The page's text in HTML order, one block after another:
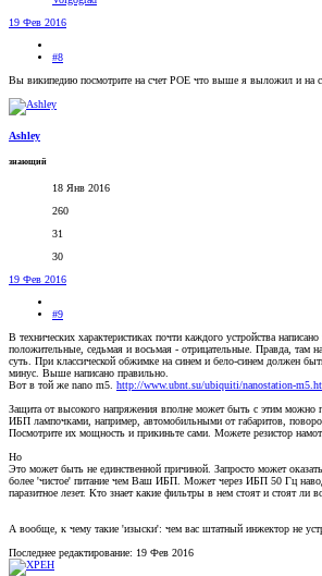
19 Фев 2016
#8
Вы википедию посмотрите на счет POE что выше я выложил и на
Ashley
знающий
18 Янв 2016
260
31
30
19 Фев 2016
#9
В технических характеристиках почти каждого устройства
положительные, седьмая и восьмая - отрицательные. Правда, там
суть. При классической обжимке на синем и бело-синем должен
минус. Выше написано правильно.
Вот в той же nano m5. http://www.ubnt.su/ubiquiti/nanostation-
Защита от высокого напряжения вполне может быть с этим можно
ИБП лампочками, например, автомобильными от габаритов,
Посмотрите их мощность и прикиньте сами. Можете резистор
Но
Это может быть не единственной причиной. Запросто может
более 'чистое' питание чем Ваш ИБП. Может через ИБП 50 Гц
паразитное лезет. Кто знает какие фильтры в нем стоят и стоят ли
А вообще, к чему такие 'изыски': чем вас штатный инжектор не
Последнее редактирование: 19 Фев 2016